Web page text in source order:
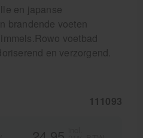
en japanse
brandende voeten
voetbad
en verzorgend.
111093